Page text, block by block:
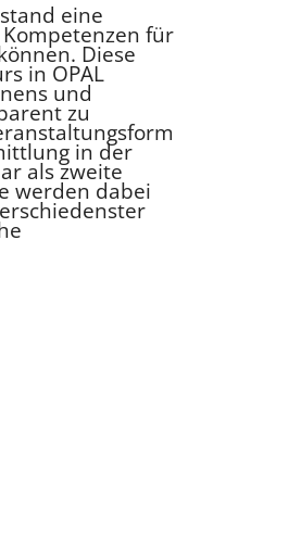
eine
für
Diese
in OPAL
und
zu
in der
als zweite
werden dabei